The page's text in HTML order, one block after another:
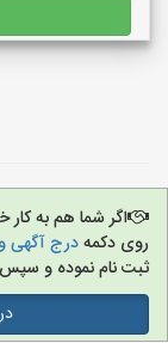
اگر شما هم به
روی دکمهدرج آگهی
ثبت نام نموده و